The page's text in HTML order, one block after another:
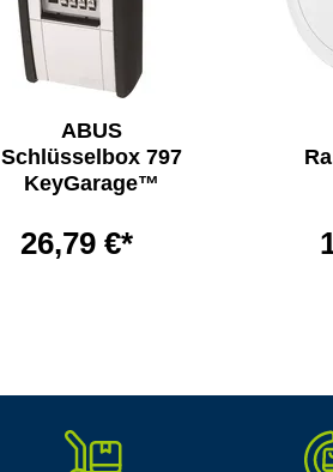
ABUS
Schlüsselbox 797
KeyGarage™
26,79 €*